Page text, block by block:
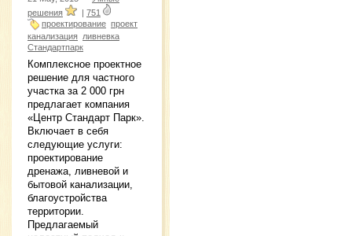
решения
| 751
проектирование проект
канализация ливневка
Стандартпарк
Комплексное проектное
решение для частного
участка за 2 000 грн
предлагает компания
«Центр Стандарт Парк».
Включает в себя
следующие услуги:
проектирование
дренажа, ливневой и
бытовой канализации,
благоустройства
территории.
Предлагаемый